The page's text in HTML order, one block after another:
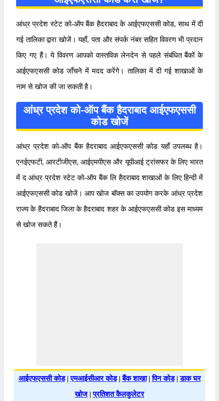
आंध्र प्रदेश स्टेट को-ऑप बैंक हैदराबाद के आईएफएससी कोड, साथ में दी
गई तालिका द्वारा खोजें। यहाँ, पता और संपर्क नंबर सहित विवरण भी प्रदान
किए गए हैं। ये विवरण आपको वास्तविक लेनदेन से पहले संबंधित बैंकों के
आईएफएससी कोड जाँचने में मदद करेंगे। तालिका में दी गई शाखाओं के
नाम से खोज की जा सकती है।
आंध्र प्रदेश को-ऑप बैंक हैदराबाद आईएफएससी
कोड खोजें
आंध्र प्रदेश को-ऑप बैंक हैदराबाद आईएफएससी कोड यहाँ उपलब्ध है।
एनईएफटी, आरटीजीएस, आईएमपीएस और यूपीआई ट्रांसफर के लिए भारत
में द आंध्र प्रदेश स्टेट को-ऑप बैंक लि हैदराबाद शाखाओं के लिए हिन्दी में
आईएफएससी कोड खोजें। आप खोज बॉक्स का उपयोग करके आंध्र प्रदेश
राज्य के हैदराबाद जिला के हैदराबाद शहर के आईएफएससी कोड इस माध्यम
से खोज सकते हैं।
आईएफएससी कोड|एमआईसीआर कोड|बैंक शाखा|पिन कोड|डाक घर
खोज|प्रतिशत कैलकुलेटर